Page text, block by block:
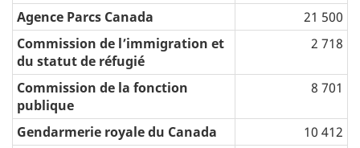
Agence Parcs Canada
21 500
Commission de l’immigration et
du statut de réfugié
2 718
Commission de la fonction
publique
8 701
Gendarmerie royale du Canada
10 412